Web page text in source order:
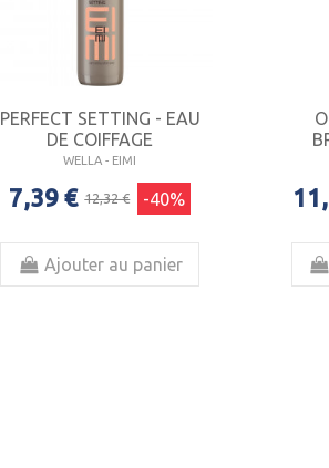
PERFECT SETTING - EAU
DE COIFFAGE
WELLA - EIMI
7,39 € 12,32 € -40%
Ajouter au panier